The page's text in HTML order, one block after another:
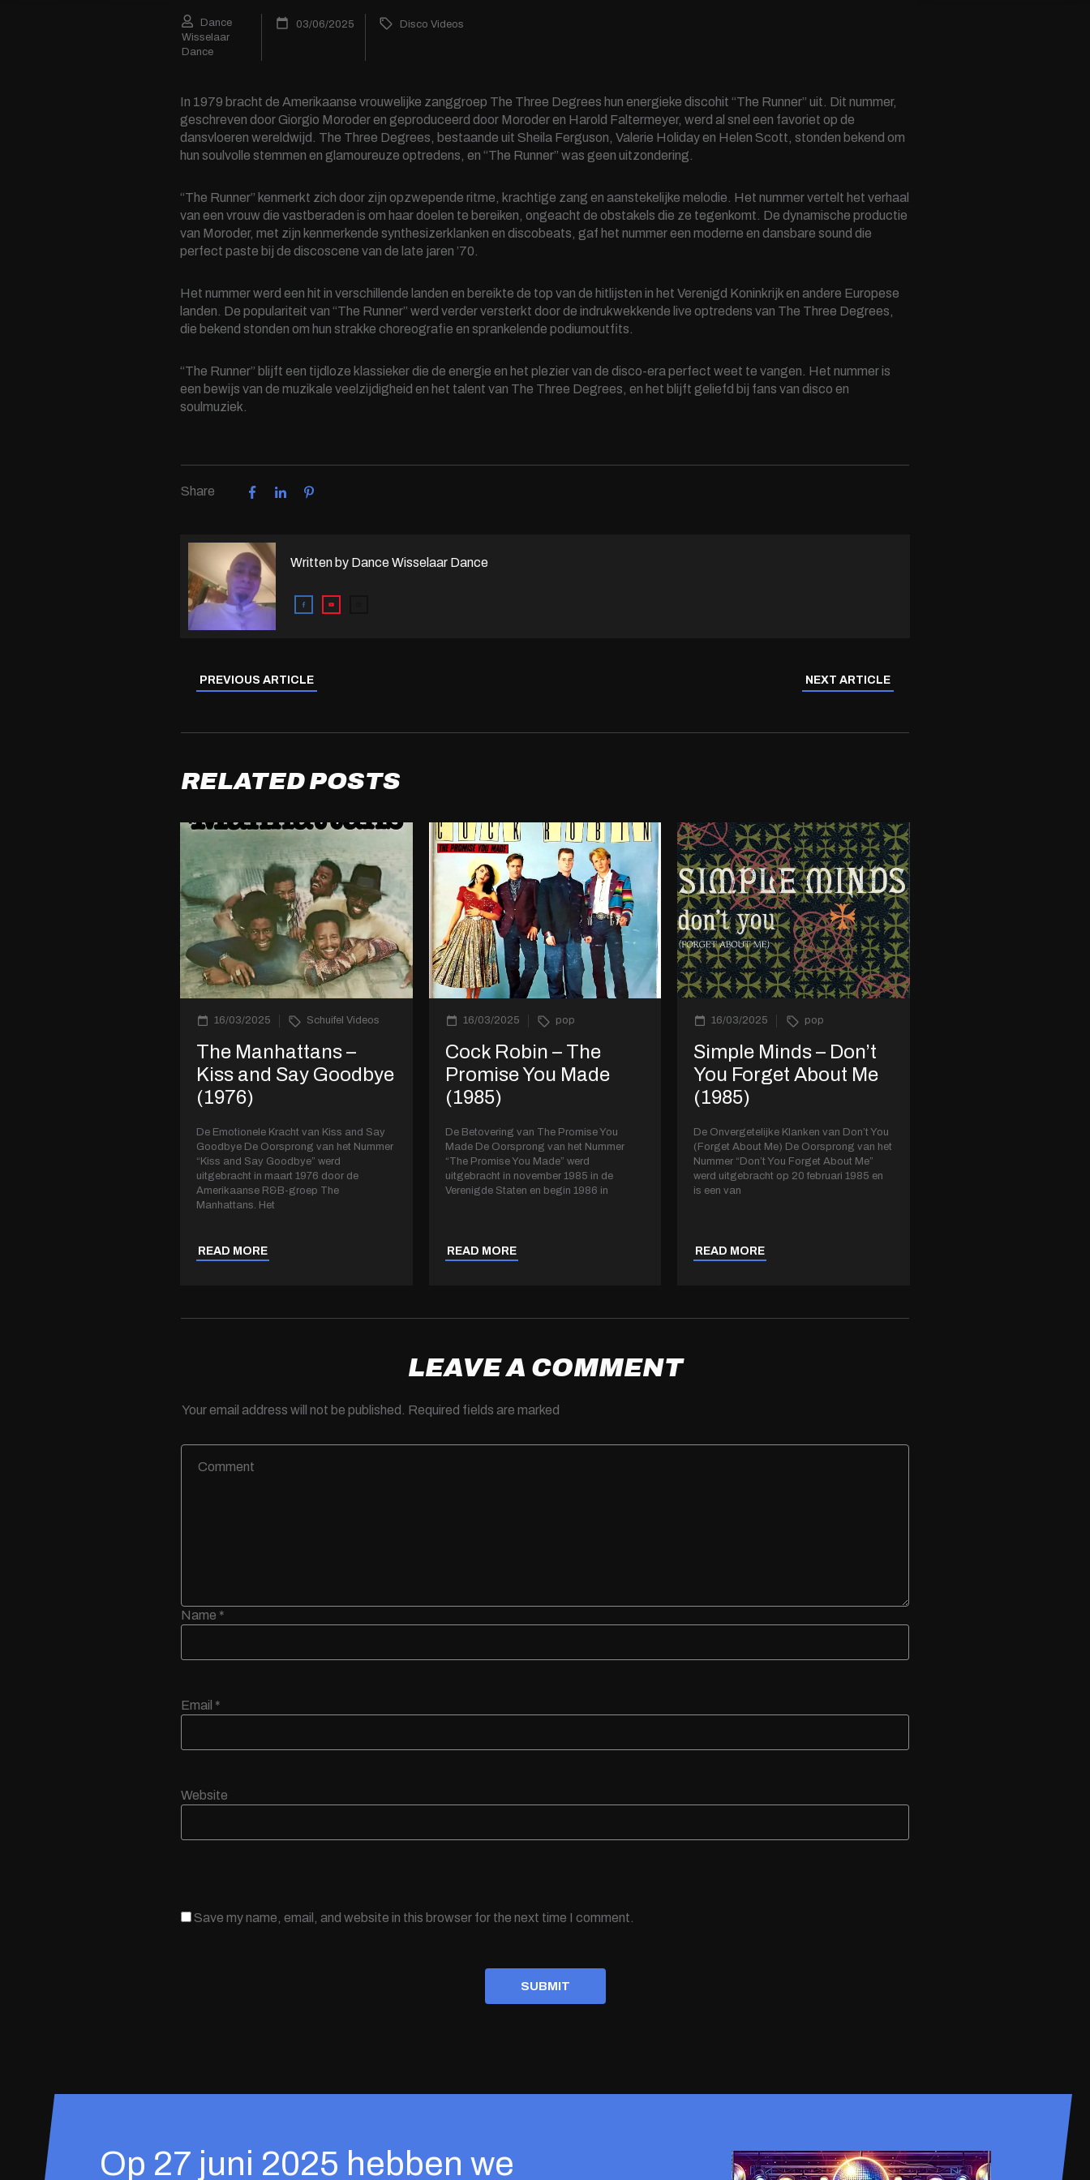
Dance
Wisselaar
Dance
03/06/2025 Disco Videos
In 1979 bracht de Amerikaanse vrouwelijke zanggroep The Three Degrees hun energieke discohit “The Runner” uit. Dit nummer,
geschreven door Giorgio Moroder en geproduceerd door Moroder en Harold Faltermeyer, werd al snel een favoriet op de
dansvloeren wereldwijd. The Three Degrees, bestaande uit Sheila Ferguson, Valerie Holiday en Helen Scott, stonden bekend om
hun soulvolle stemmen en glamoureuze optredens, en “The Runner” was geen uitzondering.
“The Runner” kenmerkt zich door zijn opzwepende ritme, krachtige zang en aanstekelijke melodie. Het nummer vertelt het verhaal
van een vrouw die vastberaden is om haar doelen te bereiken, ongeacht de obstakels die ze tegenkomt. De dynamische productie
van Moroder, met zijn kenmerkende synthesizerklanken en discobeats, gaf het nummer een moderne en dansbare sound die
perfect paste bij de discoscene van de late jaren ’70.
Het nummer werd een hit in verschillende landen en bereikte de top van de hitlijsten in het Verenigd Koninkrijk en andere Europese
landen. De populariteit van “The Runner” werd verder versterkt door de indrukwekkende live optredens van The Three Degrees,
die bekend stonden om hun strakke choreografie en sprankelende podiumoutfits.
“The Runner” blijft een tijdloze klassieker die de energie en het plezier van de disco-era perfect weet te vangen. Het nummer is
een bewijs van de muzikale veelzijdigheid en het talent van The Three Degrees, en het blijft geliefd bij fans van disco en
soulmuziek.
Share
Written by Dance Wisselaar Dance
PREVIOUS ARTICLE NEXT ARTICLE
RELATED POSTS
16/03/2025 Schuifel Videos
The Manhattans –
Kiss and Say Goodbye
(1976)
De Emotionele Kracht van Kiss and Say
Goodbye De Oorsprong van het Nummer
“Kiss and Say Goodbye” werd
uitgebracht in maart 1976 door de
Amerikaanse R&B-groep The
Manhattans. Het
READ MORE
16/03/2025 pop
Cock Robin – The
Promise You Made
(1985)
De Betovering van The Promise You
Made De Oorsprong van het Nummer
“The Promise You Made” werd
uitgebracht in november 1985 in de
Verenigde Staten en begin 1986 in
READ MORE
16/03/2025 pop
Simple Minds – Don’t
You Forget About Me
(1985)
De Onvergetelijke Klanken van Don’t You
(Forget About Me) De Oorsprong van het
Nummer “Don’t You Forget About Me”
werd uitgebracht op 20 februari 1985 en
is een van
READ MORE
LEAVE A COMMENT
Your email address will not be published. Required fields are marked
Name *
Email *
Website
Save my name, email, and website in this browser for the next time I comment.
SUBMIT
Op 27 juni 2025 hebben we